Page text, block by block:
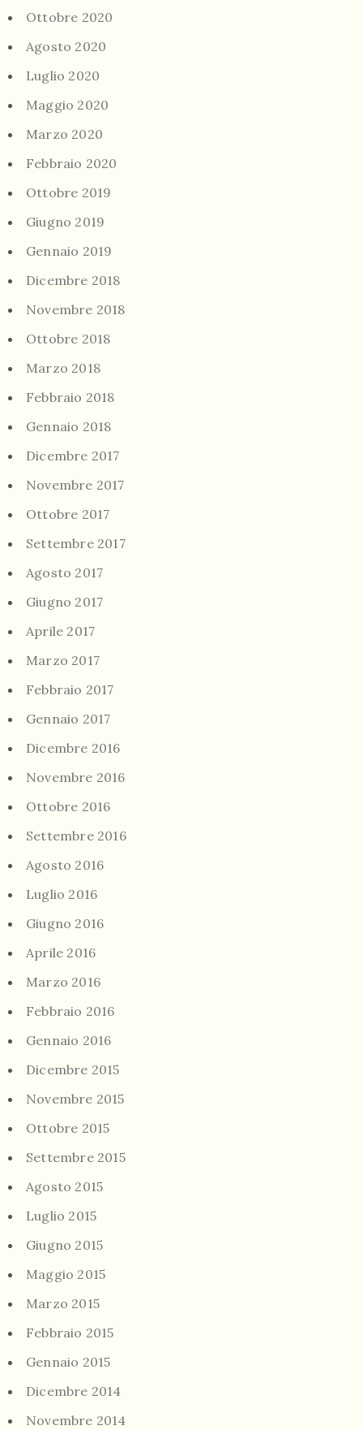
Ottobre 2020
Agosto 2020
Luglio 2020
Maggio 2020
Marzo 2020
Febbraio 2020
Ottobre 2019
Giugno 2019
Gennaio 2019
Dicembre 2018
Novembre 2018
Ottobre 2018
Marzo 2018
Febbraio 2018
Gennaio 2018
Dicembre 2017
Novembre 2017
Ottobre 2017
Settembre 2017
Agosto 2017
Giugno 2017
Aprile 2017
Marzo 2017
Febbraio 2017
Gennaio 2017
Dicembre 2016
Novembre 2016
Ottobre 2016
Settembre 2016
Agosto 2016
Luglio 2016
Giugno 2016
Aprile 2016
Marzo 2016
Febbraio 2016
Gennaio 2016
Dicembre 2015
Novembre 2015
Ottobre 2015
Settembre 2015
Agosto 2015
Luglio 2015
Giugno 2015
Maggio 2015
Marzo 2015
Febbraio 2015
Gennaio 2015
Dicembre 2014
Novembre 2014